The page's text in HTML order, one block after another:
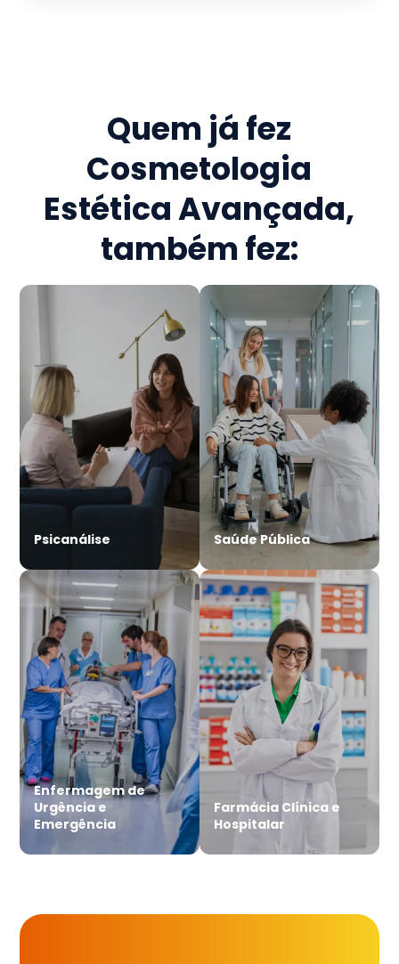
Quem já fez
Cosmetologia
Estética Avançada,
também fez:
Psicanálise Saúde Pública
Enfermagem de
Urgência e
Emergência
Farmácia Clínica e
Hospitalar